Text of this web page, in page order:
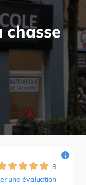
8
une évaluation
i